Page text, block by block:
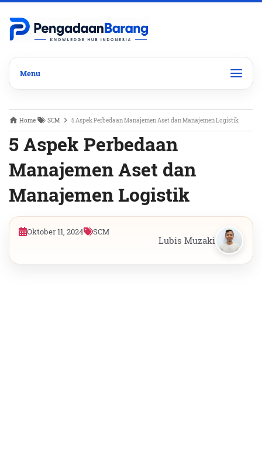
Home SCM 5 Aspek Perbedaan Manajemen Aset dan Manajemen Logistik
5 Aspek Perbedaan
Manajemen Aset dan
Manajemen Logistik
Oktober 11, 2024 SCM
Lubis Muzaki